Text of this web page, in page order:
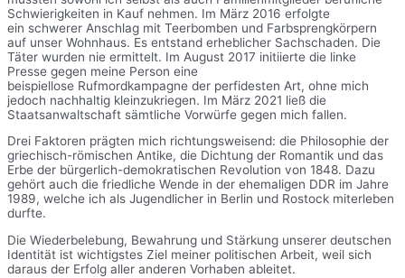
Schwierigkeiten in Kauf nehmen. Im März 2016 erfolgte
ein schwerer Anschlag mit Teerbomben und Farbsprengkörpern
auf unser Wohnhaus. Es entstand erheblicher Sachschaden. Die
Täter wurden nie ermittelt. Im August 2017 initiierte die linke
Presse gegen meine Person eine
beispiellose Rufmordkampagne der perfidesten Art, ohne mich
jedoch nachhaltig kleinzukriegen. Im März 2021 ließ die
Staatsanwaltschaft sämtliche Vorwürfe gegen mich fallen.
Drei Faktoren prägten mich richtungsweisend: die Philosophie der
griechisch-römischen Antike, die Dichtung der Romantik und das
Erbe der bürgerlich-demokratischen Revolution von 1848. Dazu
gehört auch die friedliche Wende in der ehemaligen DDR im Jahre
1989, welche ich als Jugendlicher in Berlin und Rostock miterleben
durfte.
Die Wiederbelebung, Bewahrung und Stärkung unserer deutschen
Identität ist wichtigstes Ziel meiner politischen Arbeit, weil sich
daraus der Erfolg aller anderen Vorhaben ableitet.